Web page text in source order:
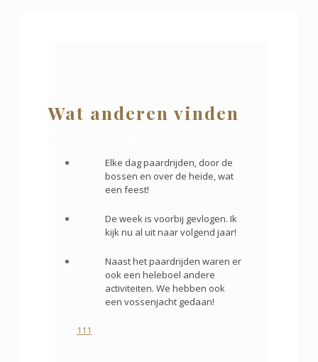
Wat anderen vinden
Elke dag paardrijden, door de
bossen en over de heide, wat
een feest!
De week is voorbij gevlogen. Ik
kijk nu al uit naar volgend jaar!
Naast het paardrijden waren er
ook een heleboel andere
activiteiten. We hebben ook
een vossenjacht gedaan!
111